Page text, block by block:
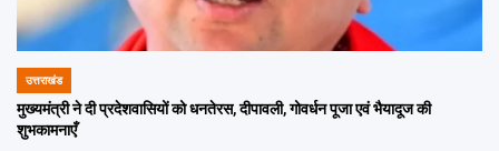
POSTED
IN
उत्तराखंड
मुख्यमंत्री ने दी प्रदेशवासियों को धनतेरस, दीपावली, गोवर्धन पूजा एवं भैयादूज की
शुभकामनाएँ